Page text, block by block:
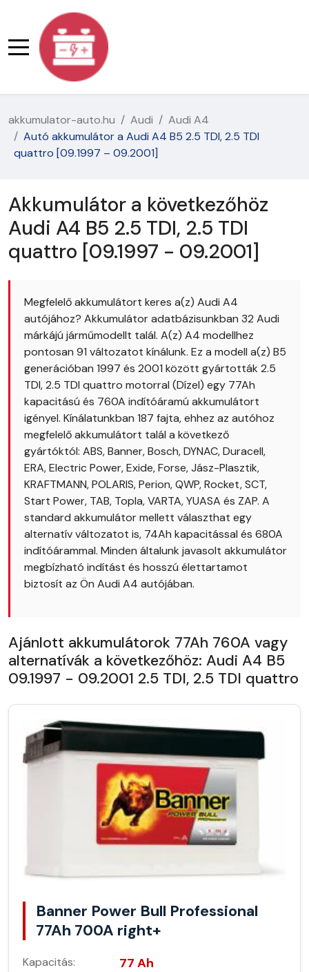
akkumulator-auto.hu Audi
Audi A4
Autó akkumulátor a Audi A4 B5 2.5 TDI, 2.5 TDI
quattro [09.1997 – 09.2001]
Akkumulátor a következőhöz
Audi A4 B5 2.5 TDI, 2.5 TDI
quattro [09.1997 - 09.2001]
Megfelelő akkumulátort keres a(z) Audi A4
autójához? Akkumulátor adatbázisunkban 32 Audi
márkájú járműmodellt talál. A(z) A4 modellhez
pontosan 91 változatot kínálunk. Ez a modell a(z) B5
generációban 1997 és 2001 között gyártották 2.5
TDI, 2.5 TDI quattro motorral (Dízel) egy 77Ah
kapacitású és 760A indítóáramú akkumulátort
igényel. Kínálatunkban 187 fajta, ehhez az autóhoz
megfelelő akkumulátort talál a következő
gyártóktól: ABS, Banner, Bosch, DYNAC, Duracell,
ERA, Electric Power, Exide, Forse, Jász-Plasztik,
KRAFTMANN, POLARIS, Perion, QWP, Rocket, SCT,
Start Power, TAB, Topla, VARTA, YUASA és ZAP. A
standard akkumulátor mellett választhat egy
alternatív változatot is, 74Ah kapacitással és 680A
indítóárammal. Minden általunk javasolt akkumulátor
megbízható indítást és hosszú élettartamot
biztosít az Ön Audi A4 autójában.
Ajánlott akkumulátorok 77Ah 760A vagy
alternatívák a következőhöz: Audi A4 B5
09.1997 - 09.2001 2.5 TDI, 2.5 TDI quattro
Banner Power Bull Professional
77Ah 700A right+
Kapacitás: 77 Ah